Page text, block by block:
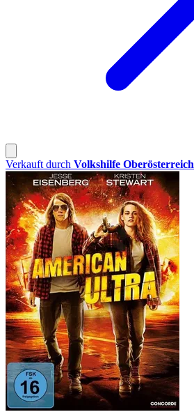
Verkauft durch Volkshilfe Oberösterreich